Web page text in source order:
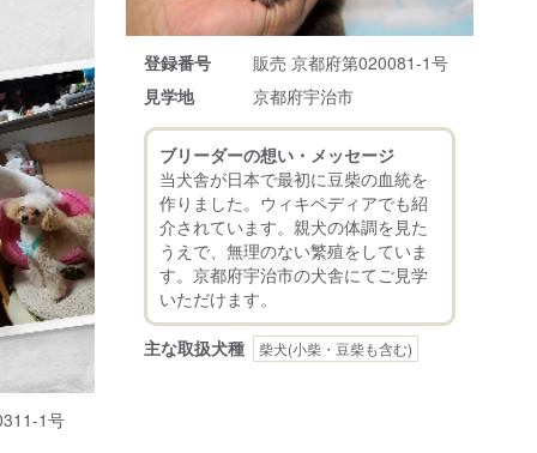
1号
登録番号
販売 京都府第020081-1号
見学地
京都府宇治市
ブリーダーの想い・メッセージ
当犬舎が日本で最初に豆柴の血統を
作りました。ウィキペディアでも紹
介されています。親犬の体調を見た
うえで、無理のない繁殖をしていま
す。京都府宇治市の犬舎にてご見学
主な取扱犬種 柴犬(小柴・豆柴も含む)